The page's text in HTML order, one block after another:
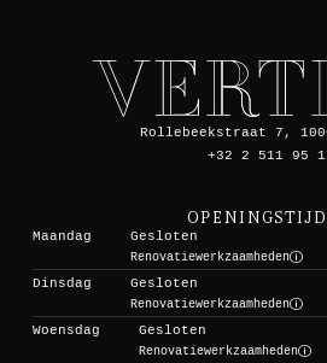
Rollebeekstraat 7,
+32 2 511 95
Maandag
Gesloten
Renovatiewerkzaamheden
Dinsdag
Gesloten
Renovatiewerkzaamheden
Woensdag
Gesloten
Renovatiewerkzaamheden